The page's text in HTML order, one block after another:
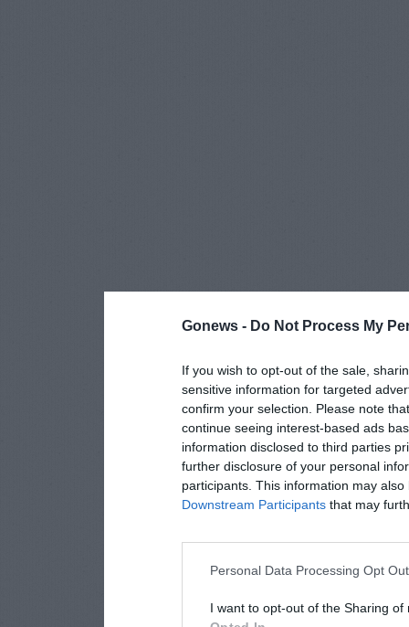
Gonews - Do Not Process My
If you wish to opt-out of the sale,
sensitive information for targeted
confirm your selection. Please note
continue seeing interest-based ads
information disclosed to third parties
further disclosure of your personal
participants. This information may
Downstream Participants that may
Personal Data Processing Opt
I want to opt-out of the Sharing of